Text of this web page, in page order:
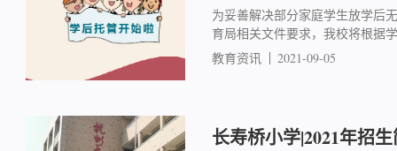
为妥善解决部分家庭学生放学后
育局相关文件要求，我校将根据
教育资讯
2021-09-05
长寿桥小学|2021年招